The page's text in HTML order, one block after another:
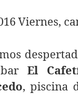
Viernes,
El
, piscina